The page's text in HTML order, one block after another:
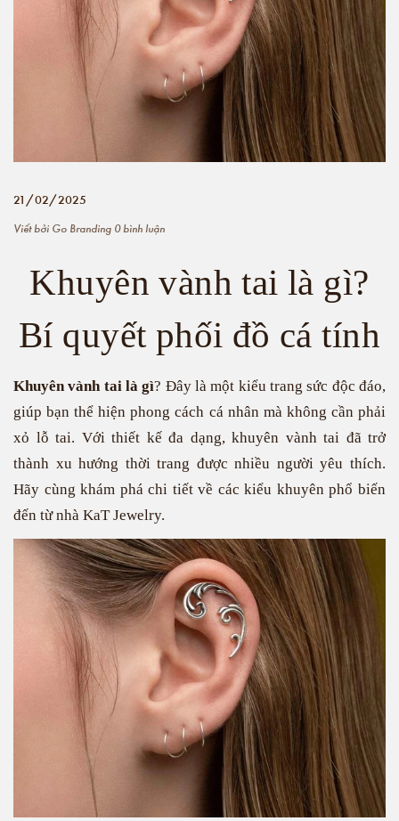
21/02/2025
Viết bởi Go Branding 0 bình luận
Khuyên vành tai là gì?
Bí quyết phối đồ cá tính
Khuyên vành tai là gì? Đây là một kiểu trang sức độc đáo,
giúp bạn thể hiện phong cách cá nhân mà không cần phải
xỏ lỗ tai. Với thiết kế đa dạng, khuyên vành tai đã trở
thành xu hướng thời trang được nhiều người yêu thích.
Hãy cùng khám phá chi tiết về các kiểu khuyên phổ biến
đến từ nhà KaT Jewelry.